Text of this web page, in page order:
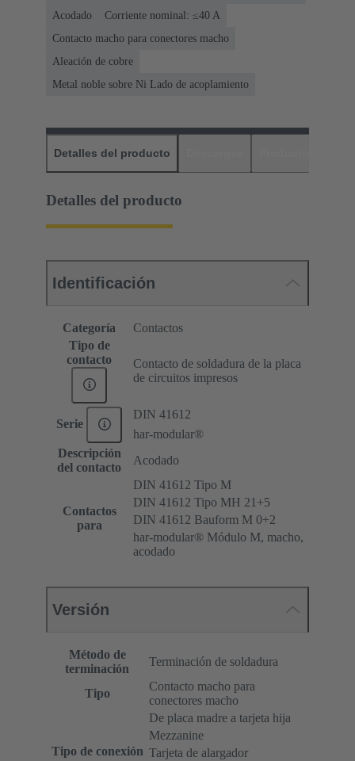
Acodado
Corriente nominal: ≤40 A
Contacto macho para conectores macho
Aleación de cobre
Metal noble sobre Ni Lado de acoplamiento
Detalles del producto
Detalles del producto
Identificación
Categoría
Contactos
Tipo de
contacto
Contacto de soldadura de la placa
de circuitos impresos
Serie
DIN 41612
har-modular®
Descripción
del contacto
Acodado
Contactos
para
DIN 41612 Tipo M
DIN 41612 Tipo MH 21+5
DIN 41612 Bauform M 0+2
har-modular® Módulo M, macho,
acodado
Versión
Método de
terminación
Terminación de soldadura
Tipo
Contacto macho para
conectores macho
Tipo de conexión
De placa madre a tarjeta hija
Mezzanine
Tarjeta de alargador